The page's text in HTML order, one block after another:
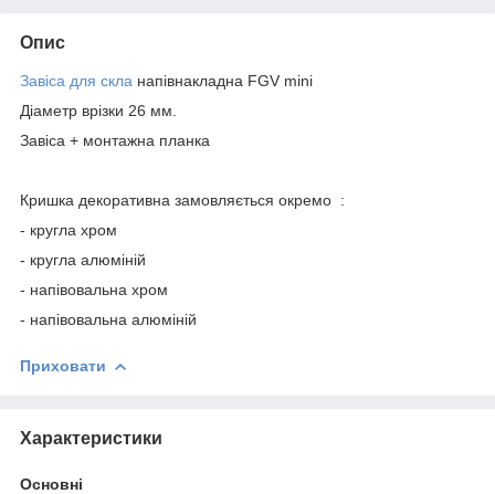
Опис
Завіса для скла напівнакладна FGV mini
Діаметр врізки 26 мм.
Завіса + монтажна планка
Кришка декоративна замовляється окремо :
- кругла хром
- кругла алюміній
- напівовальна хром
- напівовальна алюміній
Приховати
Характеристики
Основні